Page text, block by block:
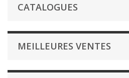
CATALOGUES
MEILLEURES VENTES